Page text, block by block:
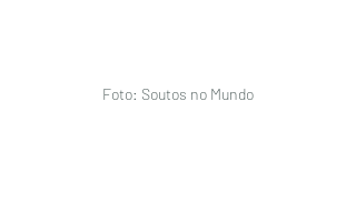
Foto: Soutos no Mundo